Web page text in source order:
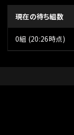
現在の待ち組数
0組 (20:26時点)